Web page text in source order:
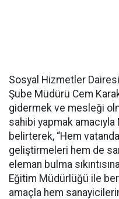
Sosyal Hizmetler
Şube Müdürü Cem
gidermek ve mesleği
sahibi yapmak amacıyla
belirterek, “Hem
geliştirmeleri hem de
eleman bulma
Eğitim Müdürlüğü ile
amaçla hem